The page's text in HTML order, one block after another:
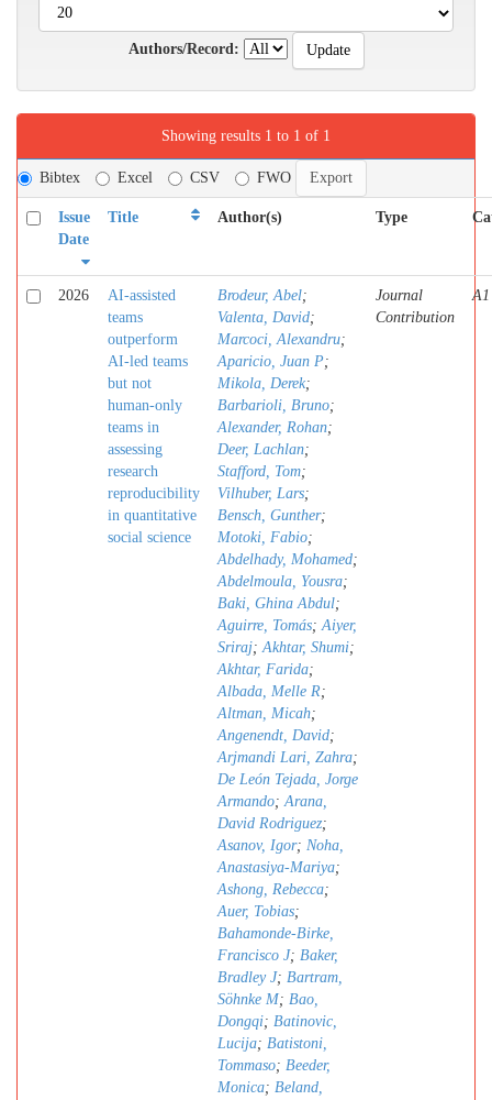
Authors/Record:
Showing results 1 to 1 of 1
Bibtex Excel CSV FWO
Issue
Date
Title Author(s) Type
2026
AI-assisted
teams
outperform
AI-led teams
but not
human-only
teams in
assessing
research
reproducibility
in quantitative
social science
Brodeur, Abel;
Valenta, David;
Marcoci, Alexandru;
Aparicio, Juan P;
Mikola, Derek;
Barbarioli, Bruno;
Alexander, Rohan;
Deer, Lachlan;
Stafford, Tom;
Vilhuber, Lars;
Bensch, Gunther;
Motoki, Fabio;
Abdelhady, Mohamed;
Abdelmoula, Yousra;
Baki, Ghina Abdul;
Aguirre, Tomás;Aiyer,
Sriraj;Akhtar, Shumi;
Akhtar, Farida;
Albada, Melle R;
Altman, Micah;
Angenendt, David;
Arjmandi Lari, Zahra;
De León Tejada, Jorge
Armando;Arana,
David Rodriguez;
Asanov, Igor; Noha,
Anastasiya-Mariya;
Ashong, Rebecca;
Auer, Tobias;
Bahamonde-Birke,
Francisco J; Baker,
Bradley J; Bartram,
Söhnke M; Bao,
Dongqi; Batinovic,
Lucija; Batistoni,
Tommaso; Beeder,
Monica; Beland,
Journal
Contribution
A1